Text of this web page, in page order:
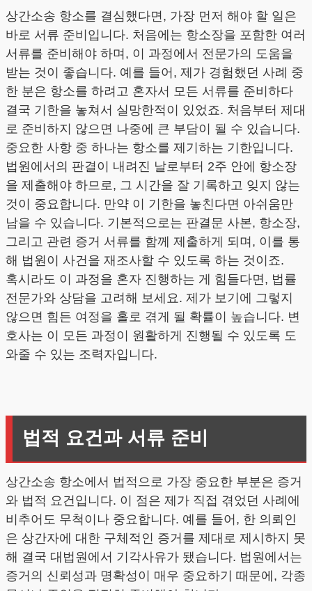
상간소송 항소를 결심했다면, 가장 먼저 해야 할 일은
바로 서류 준비입니다. 처음에는 항소장을 포함한 여러
서류를 준비해야 하며, 이 과정에서 전문가의 도움을
받는 것이 좋습니다. 예를 들어, 제가 경험했던 사례 중
한 분은 항소를 하려고 혼자서 모든 서류를 준비하다
결국 기한을 놓쳐서 실망한적이 있었죠. 처음부터 제대
로 준비하지 않으면 나중에 큰 부담이 될 수 있습니다.
중요한 사항 중 하나는 항소를 제기하는 기한입니다.
법원에서의 판결이 내려진 날로부터 2주 안에 항소장
을 제출해야 하므로, 그 시간을 잘 기록하고 잊지 않는
것이 중요합니다. 만약 이 기한을 놓친다면 아쉬움만
남을 수 있습니다. 기본적으로는 판결문 사본, 항소장,
그리고 관련 증거 서류를 함께 제출하게 되며, 이를 통
해 법원이 사건을 재조사할 수 있도록 하는 것이죠.
혹시라도 이 과정을 혼자 진행하는 게 힘들다면, 법률
전문가와 상담을 고려해 보세요. 제가 보기에 그렇지
않으면 힘든 여정을 홀로 겪게 될 확률이 높습니다. 변
호사는 이 모든 과정이 원활하게 진행될 수 있도록 도
와줄 수 있는 조력자입니다.
법적 요건과 서류 준비
상간소송 항소에서 법적으로 가장 중요한 부분은 증거
와 법적 요건입니다. 이 점은 제가 직접 겪었던 사례에
비추어도 무척이나 중요합니다. 예를 들어, 한 의뢰인
은 상간자에 대한 구체적인 증거를 제대로 제시하지 못
해 결국 대법원에서 기각사유가 됐습니다. 법원에서는
증거의 신뢰성과 명확성이 매우 중요하기 때문에, 각종